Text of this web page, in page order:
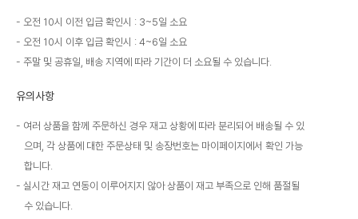
오전 10시 이전 입금 확인시 : 3~5일 소요
오전 10시 이후 입금 확인시 : 4~6일 소요
주말 및 공휴일, 배송 지역에 따라 기간이 더 소요될 수 있습니다.
유의사항
여러 상품을 함께 주문하신 경우 재고 상황에 따라 분리되어 배송될 수 있
으며, 각 상품에 대한 주문상태 및 송장번호는 마이페이지에서 확인 가능
합니다.
실시간 재고 연동이 이루어지지 않아 상품이 재고 부족으로 인해 품절될
수 있습니다.